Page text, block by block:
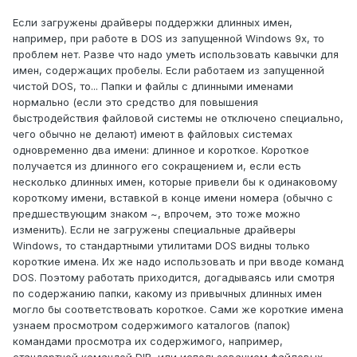
Если загружены драйверы поддержки длинных имен,
например, при работе в DOS из запущенной Windows 9x, то
проблем нет. Разве что надо уметь использовать кавычки для
имен, содержащих пробелы. Если работаем из запущенной
чистой DOS, то... Папки и файлы с длинными именами
нормально (если это средство для повышения
быстродействия файловой системы не отключено специально,
чего обычно не делают) имеют в файловых системах
одновременно два имени: длинное и короткое. Короткое
получается из длинного его сокращением и, если есть
несколько длинных имен, которые привели бы к одинаковому
короткому имени, вставкой в конце имени номера (обычно с
предшествующим знаком ~, впрочем, это тоже можно
изменить). Если не загружены специальные драйверы
Windows, то стандартными утилитами DOS видны только
короткие имена. Их же надо использовать и при вводе команд
DOS. Поэтому работать приходится, догадываясь или смотря
по содержанию папки, какому из привычных длинных имен
могло бы соответствовать короткое. Cами же короткие имена
узнаем просмотром содержимого каталогов (папок)
командами просмотра их содержимого, например,